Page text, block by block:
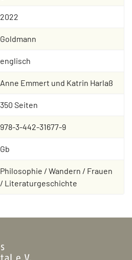
2022
Goldmann
englisch
Anne Emmert und Katrin Harlaß
350 Seiten
978-3-442-31677-9
Gb
Philosophie / Wandern / Frauen
/ Literaturgeschichte